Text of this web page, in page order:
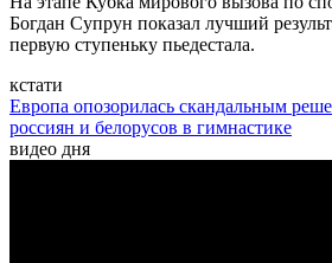
Богдан Супрун показал лучший
первую ступеньку пьедестала.
кстати
Европа опозорилась скандальным
россиян и белорусов в гимнастике
видео дня